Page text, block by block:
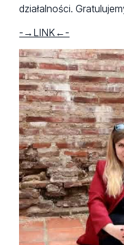
działalności.
-→LINK←-